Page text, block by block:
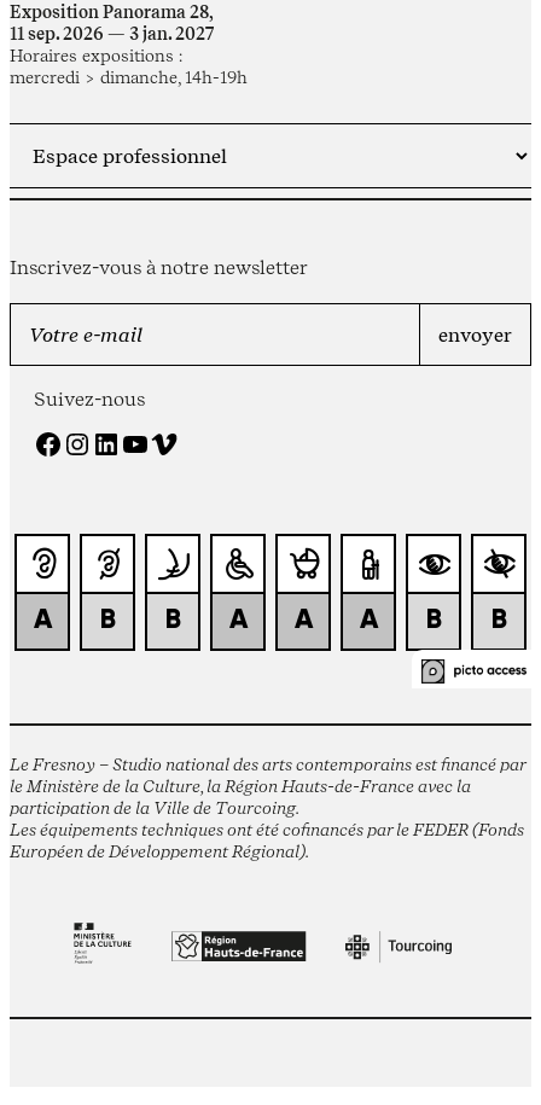
Exposition Panorama 28,
11 sep. 2026 — 3 jan. 2027
Horaires expositions :
mercredi > dimanche, 14h-19h
Inscrivez-vous à notre newsletter
Suivez-nous
Facebook Instagram LinkedIn YouTube Vimeo
Le Fresnoy – Studio national des arts contemporains est financé par
le Ministère de la Culture, la Région Hauts-de-France avec la
participation de la Ville de Tourcoing.
Les équipements techniques ont été cofinancés par le FEDER (Fonds
Européen de Développement Régional).